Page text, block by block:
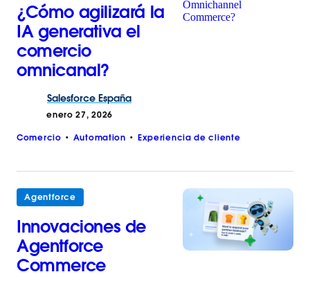
¿Cómo agilizará la
IA generativa el
comercio
omnicanal?
Salesforce España
enero 27, 2026
Comercio Automation Experiencia de cliente
Agentforce
Innovaciones de
Agentforce
Commerce